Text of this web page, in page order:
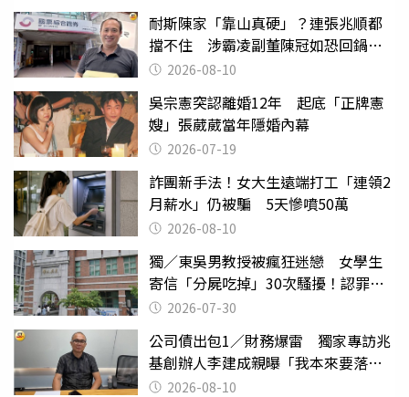
耐斯陳家「靠山真硬」？連張兆順都
擋不住 涉霸凌副董陳冠如恐回鍋國
票證2026-08-10
吳宗憲突認離婚12年 起底「正牌憲
嫂」張葳葳當年隱婚內幕
2026-07-19
詐團新手法！女大生遠端打工「連領2
月薪水」仍被騙 5天慘噴50萬
2026-08-10
獨／東吳男教授被瘋狂迷戀 女學生
寄信「分屍吃掉」30次騷擾！認罪免
關 2026-07-30
公司債出包1／財務爆雷 獨家專訪兆
基創辦人李建成親曝「我本來要落
跑」2026-08-10